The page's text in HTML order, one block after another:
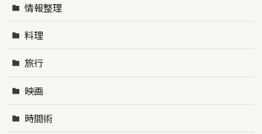
情報整理
料理
旅行
映画
時間術